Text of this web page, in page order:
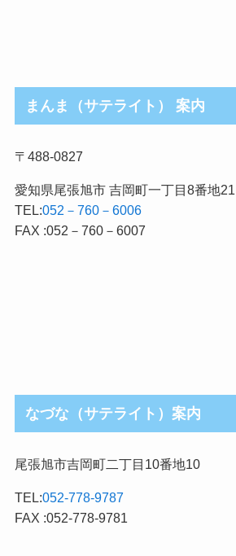
まんま（サテライト） 案内
〒488-0827
愛知県尾張旭市 吉岡町一丁目8番地21
TEL:052－760－6006
FAX :052－760－6007
なづな（サテライト）案内
尾張旭市吉岡町二丁目10番地10
TEL:052-778-9787
FAX :052-778-9781